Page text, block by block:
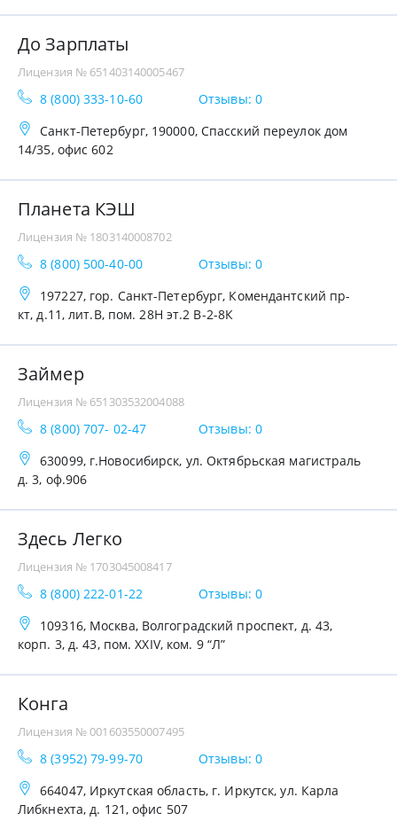
До Зарплаты
Лицензия № 651403140005467
8 (800) 333-10-60
Отзывы: 0
Санкт-Петербург, 190000, Спасский переулок дом
14/35, офис 602
Планета КЭШ
Лицензия № 1803140008702
8 (800) 500-40-00
Отзывы: 0
197227, гор. Санкт-Петербург, Комендантский пр-
кт, д.11, лит.В, пом. 28Н эт.2 В-2-8К
Займер
Лицензия № 651303532004088
8 (800) 707- 02-47
Отзывы: 0
630099, г.Новосибирск, ул. Октябрьская магистраль
д. 3, оф.906
Здесь Легко
Лицензия № 1703045008417
8 (800) 222-01-22
Отзывы: 0
109316, Москва, Волгоградский проспект, д. 43,
корп. 3, д. 43, пом. XXIV, ком. 9 “Л”
Конга
Лицензия № 001603550007495
8 (3952) 79-99-70
Отзывы: 0
664047, Иркутская область, г. Иркутск, ул. Карла
Либкнехта, д. 121, офис 507